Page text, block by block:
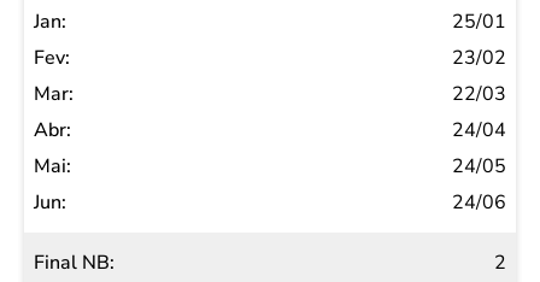
NB
Jan
Fev
Mar
Abr
Mai
25/01
23/02
22/03
24/04
24/05
24/06
2